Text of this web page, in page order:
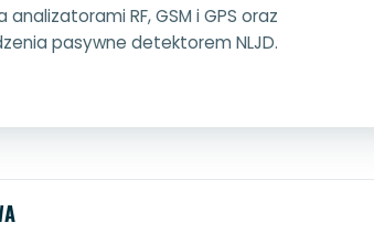
RF, GSM i GPS oraz
pasywne detektorem NLJD.